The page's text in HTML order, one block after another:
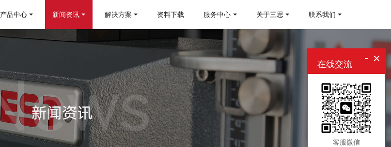
产品中心 新闻资讯 解决方案 资料下载 服务中心 关于三思 联系我们
×
-
在线交流
客服微信